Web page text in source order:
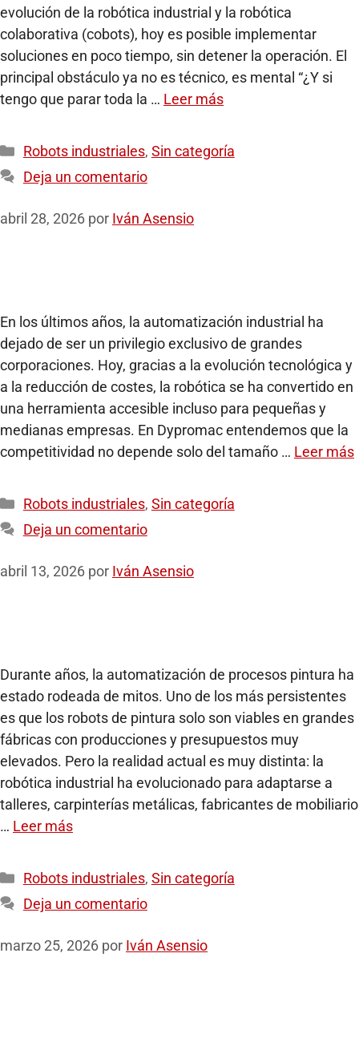
evolución de la robótica industrial y la robótica
colaborativa (cobots), hoy es posible implementar
soluciones en poco tiempo, sin detener la operación. El
principal obstáculo ya no es técnico, es mental “¿Y si
tengo que parar toda la … Leer más
Robots industriales, Sin categoría
Deja un comentario
abril 28, 2026 por Iván Asensio
En los últimos años, la automatización industrial ha
dejado de ser un privilegio exclusivo de grandes
corporaciones. Hoy, gracias a la evolución tecnológica y
a la reducción de costes, la robótica se ha convertido en
una herramienta accesible incluso para pequeñas y
medianas empresas. En Dypromac entendemos que la
competitividad no depende solo del tamaño … Leer más
Robots industriales, Sin categoría
Deja un comentario
abril 13, 2026 por Iván Asensio
Durante años, la automatización de procesos pintura ha
estado rodeada de mitos. Uno de los más persistentes
es que los robots de pintura solo son viables en grandes
fábricas con producciones y presupuestos muy
elevados. Pero la realidad actual es muy distinta: la
robótica industrial ha evolucionado para adaptarse a
talleres, carpinterías metálicas, fabricantes de mobiliario
… Leer más
Robots industriales, Sin categoría
Deja un comentario
marzo 25, 2026 por Iván Asensio